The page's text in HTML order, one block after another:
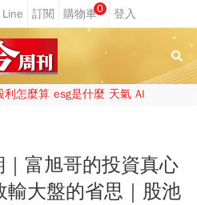
0
利怎麼算 esg是什麼 天氣 AI
富旭哥的投資真心
大盤的省思｜股池